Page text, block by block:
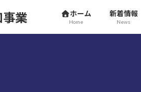
業 ホーム
Home
新着情報
News